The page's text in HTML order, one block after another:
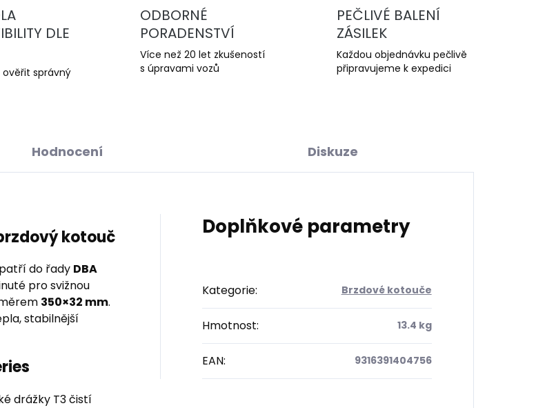
DLE
správný
ODBORNÉ
PORADENSTVÍ
Více než 20 let zkušeností
s úpravami vozů
PEČLIVÉ BALENÍ
ZÁSILEK
Každou objednávku pečlivě
připravujeme k expedici
Hodnocení Diskuze
kotouč
do řady DBA
pro svižnou
350×32 mm.
stabilnější
drážky T3 čistí
Doplňkové parametry
Kategorie: Brzdové kotouče
Hmotnost: 13.4 kg
EAN: 9316391404756